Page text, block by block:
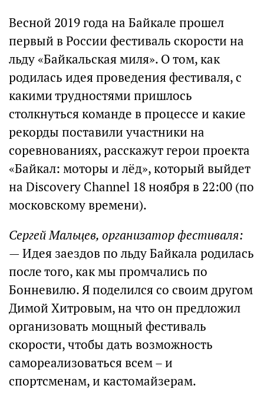
Весной 2019 года на Байкале прошел
первый в России фестиваль скорости на
льду «Байкальская миля». О том, как
родилась идея проведения фестиваля, с
какими трудностями пришлось
столкнуться команде в процессе и какие
рекорды поставили участники на
соревнованиях, расскажут герои проекта
«Байкал: моторы и лёд», который выйдет
на Discovery Channel 18 ноября в 22:00 (по
московскому времени).
Сергей Мальцев, организатор фестиваля:
— Идея заездов по льду Байкала родилась
после того, как мы промчались по
Бонневилю. Я поделился со своим другом
Димой Хитровым, на что он предложил
организовать мощный фестиваль
скорости, чтобы дать возможность
самореализоваться всем – и
спортсменам, и кастомайзерам.